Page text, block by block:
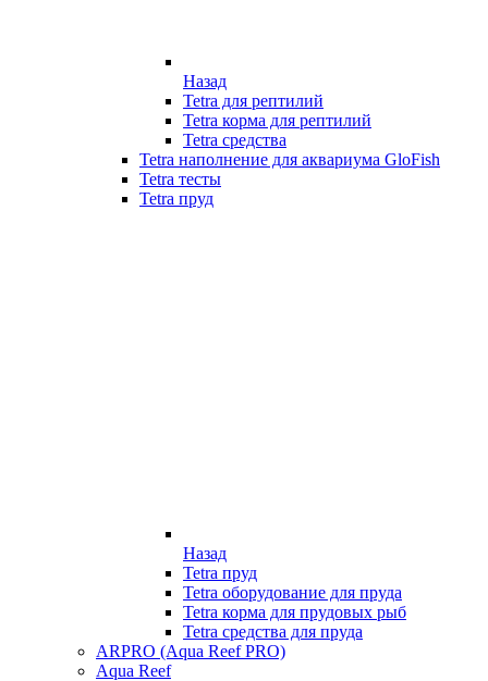
Назад
Tetra для рептилий
Tetra корма для рептилий
Tetra средства
Tetra наполнение для аквариума GloFish
Tetra тесты
Tetra пруд
Назад
Tetra пруд
Tetra оборудование для пруда
Tetra корма для прудовых рыб
Tetra средства для пруда
ARPRO (Aqua Reef PRO)
Aqua Reef